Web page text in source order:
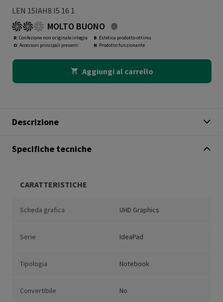
LEN 15IAH8 I5 16 1
MOLTO BUONO
R: Confezione non originale integra
O: Accessori principali presenti
B: Estetica prodotto ottima
N: Prodotto funzionante
Aggiungi al carrello
Descrizione
Specifiche tecniche
CARATTERISTICHE
Scheda grafica UHD Graphics
Serie IdeaPad
Tipologia Notebook
Convertibile No